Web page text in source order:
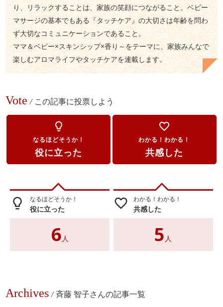
り、リラックすることは、家族の笑顔につながること。ベビー
マサージの基本でもある『タッチケア』の大切さは年齢を問わ
ず大切なコミュニケーションであること。
ママ＆ベビー×スキンシップ×香り～をテーマに、家族みんなで
楽しむアロマライフやタッチケアを連載します。
Vote / この記事に投票しよう
lightbulb_outline
なるほどそうか！
役に立った
favorite_border
わかる！わかる！
共感した
lightbulb_outline なるほどそうか！
役に立った
6人
favorite_border わかる！わかる！
共感した
5 人
Archives / 斉藤 智子さんの記事一覧